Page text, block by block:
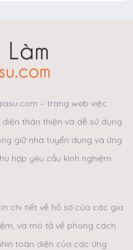
– trang web việc
thân thiện và dễ sử dụng
giữ nhà tuyển dụng và ứng
hợp yêu cầu kình nghiệm
chi tiết về hồ sơ của các gia
và mô tả về phong cách
toàn diện của các ứng